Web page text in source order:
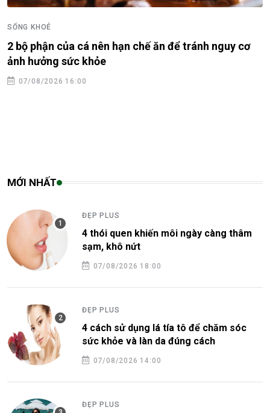
SỐNG KHOẺ
2 bộ phận của cá nên hạn chế ăn để tránh nguy cơ
ảnh hưởng sức khỏe
07/08/2026 16:00
MỚI NHẤT
ĐẸP PLUS
4 thói quen khiến môi ngày càng thâm
sạm, khô nứt
07/08/2026 18:00
ĐẸP PLUS
4 cách sử dụng lá tía tô để chăm sóc
sức khỏe và làn da đúng cách
07/08/2026 14:00
ĐẸP PLUS